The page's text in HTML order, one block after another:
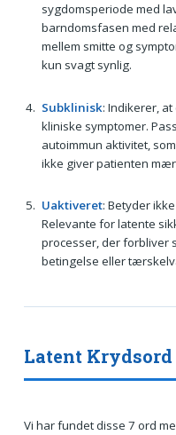
sygdomsperiode med
barndomsfasen med
mellem smitte og
kun svagt synlig.
Subklinisk: Indikerer,
kliniske symptomer.
autoimmun aktivitet,
ikke giver patienten
Uaktiveret: Betyder
Relevante for latente
processer, der forbliver
betingelse eller
Latent Krydsord
Vi har fundet disse 7 ord